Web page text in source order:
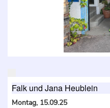
Falk und Jana Heublein
Montag, 15.09.25